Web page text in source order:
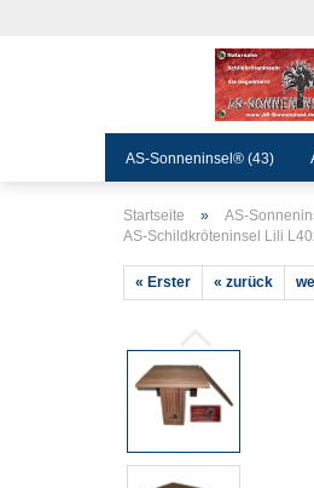
AS-Sonneninsel® (43)
Startseite » AS-
AS-Schildkröteninsel Lili
« Erster « zurück